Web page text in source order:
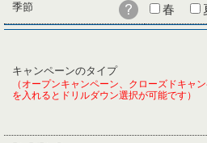
季節
春
キャンペーンのタイプ
（オープンキャンペーン、クローズドキャ
を入れるとドリルダウン選択が可能です）